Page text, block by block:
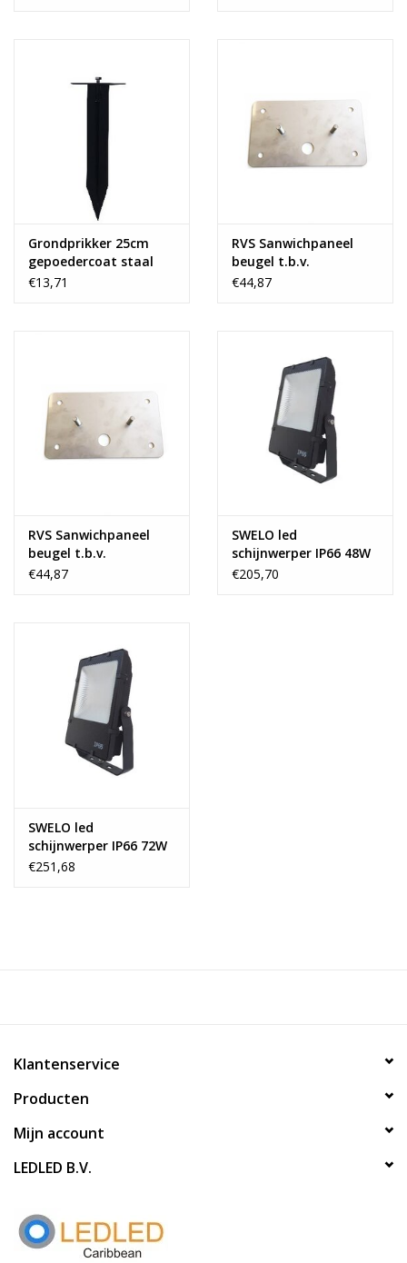
Grondprikker 25cm
gepoedercoat staal
t.b.v. SWELO
€13,71
RVS Sanwichpaneel
beugel t.b.v.
schijnwerper 120w t/m
€44,87
RVS Sanwichpaneel
beugel t.b.v.
schijnwerper 48w &
€44,87
SWELO led
schijnwerper IP66 48W
€205,70
SWELO led
schijnwerper IP66 72W
€251,68
Klantenservice
Producten
Mijn account
LEDLED B.V.